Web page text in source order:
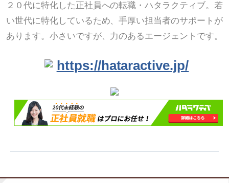
２０代に特化した正社員への転職・ハタラクティブ。若
い世代に特化しているため、手厚い担当者のサポートが
あります。小さいですが、力のあるエージェントです。
https://hataractive.jp/